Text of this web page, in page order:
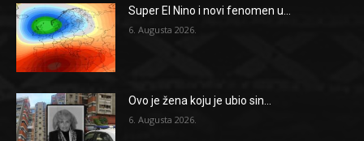
Super El Nino i novi fenomen u...
6. Augusta 2026.
Ovo je žena koju je ubio sin...
6. Augusta 2026.